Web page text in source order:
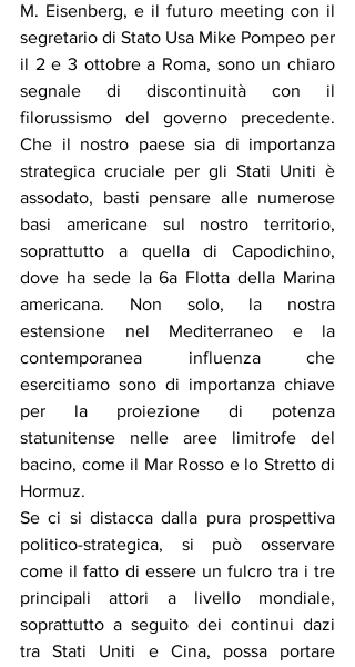
M. Eisenberg, e il futuro meeting con il
segretario di Stato Usa Mike Pompeo per
il 2 e 3 ottobre a Roma, sono un chiaro
segnale di discontinuità con il
filorussismo del governo precedente.
Che il nostro paese sia di importanza
strategica cruciale per gli Stati Uniti è
assodato, basti pensare alle numerose
basi americane sul nostro territorio,
soprattutto a quella di Capodichino,
dove ha sede la 6a Flotta della Marina
americana. Non solo, la nostra
estensione nel Mediterraneo e la
contemporanea influenza che
esercitiamo sono di importanza chiave
per la proiezione di potenza
statunitense nelle aree limitrofe del
bacino, come il Mar Rosso e lo Stretto di
Hormuz.
Se ci si distacca dalla pura prospettiva
politico-strategica, si può osservare
come il fatto di essere un fulcro tra i tre
principali attori a livello mondiale,
soprattutto a seguito dei continui dazi
tra Stati Uniti e Cina, possa portare